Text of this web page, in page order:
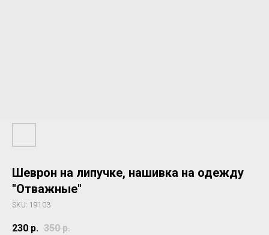
Шеврон на липучке, нашивка на одежду
"Отважные"
SKU: 19103
230 р. 350 р.